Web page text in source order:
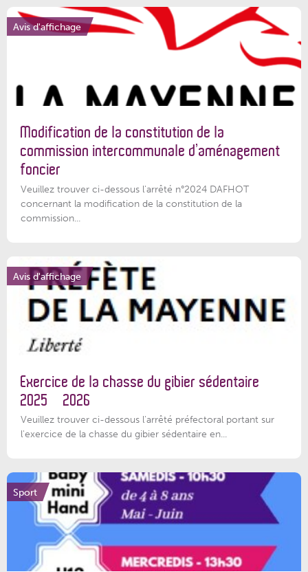
Avis d'affichage
Modification de la constitution de la
commission intercommunale d’aménagement
foncier
Veuillez trouver ci-dessous l'arrêté n°2024 DAFHOT
concernant la modification de la constitution de la
commission...
Avis d'affichage
Exercice de la chasse du gibier sédentaire
2025 – 2026
Veuillez trouver ci-dessous l'arrêté préfectoral portant sur
l'exercice de la chasse du gibier sédentaire en...
Sport